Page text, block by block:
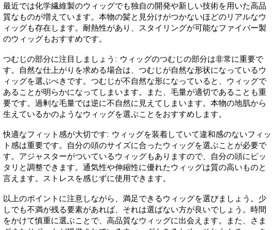
最近では化学繊維製のウィッグでも独自の開発や新しい技術を用いた高品
質なものが増えています。本物の髪と見分けがつかないほどのリアルなウ
ィッグも存在します。耐熱性があり、スタイリングが可能なファイバー製
のウィッグもおすすめです。
つむじの部分に注目しましょう: ウィッグのつむじの部分は非常に重要で
す。自然な仕上がりを求める場合は、つむじが自然な形状になっているウ
ィッグを選ぶべきです。つむじが不自然な形になっていると、ウィッグで
あることが明らかになってしまいます。また、毛量が適切であることも重
要です。過剰な毛量では逆に不自然に見えてしまいます。本物の地肌から
生えているかのようなウィッグを選ぶことをおすすめします。
快適なフィット感が大切です: ウィッグを装着していて違和感のないフィッ
ト感は重要です。自分の頭のサイズに合ったウィッグを選ぶことが必要で
す。アジャスターがついているウィッグもありますので、自分の頭にピッ
タリと調整できます。通気性や伸縮性に優れたウィッグは質の高いものと
言えます。ストレスを感じずに使用できます。
以上のポイントに注意しながら、満足できるウィッグを選びましょう。少
しでも不満が残る要素があれば、それは選ばない方が良いでしょう。時間
をかけて慎重に選ぶことで、高品質なウィッグに出会えます。また、さま